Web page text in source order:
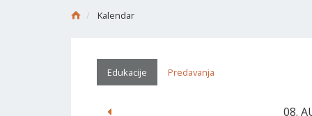
Kalendar
Edukacije Predavanja
08.